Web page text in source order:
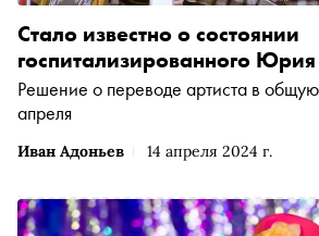
Иван Адоньев 14 апреля 2024 г.
Стало известно о состоянии
госпитализированного
Решение о переводе артиста в
апреля